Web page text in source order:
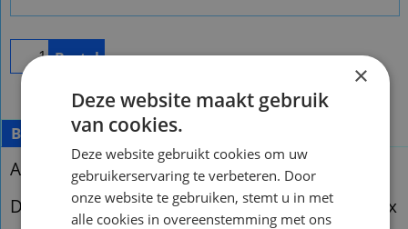
Bestel
Beschrijving
Afstandsbediening Ziggo horizon simpel
Deze is geschikt vor uw Ziggo / Upc Horizon box
×
Deze website maakt gebruik
van cookies.
Deze website gebruikt cookies om uw
gebruikerservaring te verbeteren. Door
onze website te gebruiken, stemt u in met
alle cookies in overeenstemming met ons